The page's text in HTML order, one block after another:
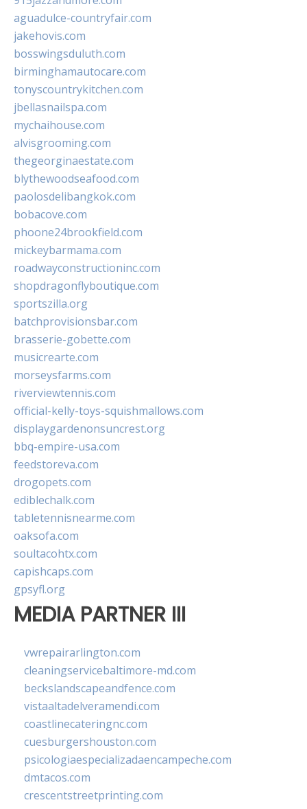
aguadulce-countryfair.com
jakehovis.com
bosswingsduluth.com
birminghamautocare.com
tonyscountrykitchen.com
jbellasnailspa.com
mychaihouse.com
alvisgrooming.com
thegeorginaestate.com
blythewoodseafood.com
paolosdelibangkok.com
bobacove.com
phoone24brookfield.com
mickeybarmama.com
roadwayconstructioninc.com
shopdragonflyboutique.com
sportszilla.org
batchprovisionsbar.com
brasserie-gobette.com
musicrearte.com
morseysfarms.com
riverviewtennis.com
official-kelly-toys-squishmallows.com
displaygardenonsuncrest.org
bbq-empire-usa.com
feedstoreva.com
drogopets.com
ediblechalk.com
tabletennisnearme.com
oaksofa.com
soultacohtx.com
capishcaps.com
gpsyfl.org
MEDIA PARTNER III
vwrepairarlington.com
cleaningservicebaltimore-md.com
beckslandscapeandfence.com
vistaaltadelveramendi.com
coastlinecateringnc.com
cuesburgershouston.com
psicologiaespecializadaencampeche.com
dmtacos.com
crescentstreetprinting.com